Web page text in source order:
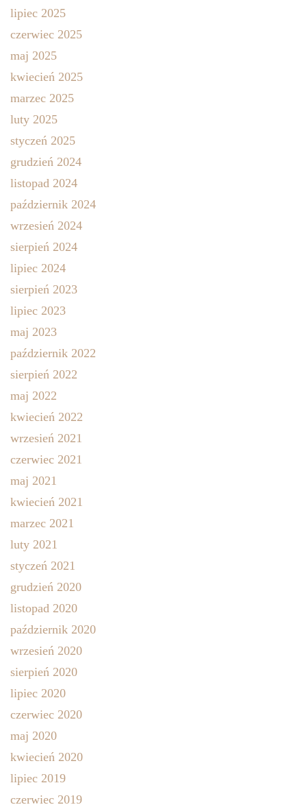
lipiec 2025
czerwiec 2025
maj 2025
kwiecień 2025
marzec 2025
luty 2025
styczeń 2025
grudzień 2024
listopad 2024
październik 2024
wrzesień 2024
sierpień 2024
lipiec 2024
sierpień 2023
lipiec 2023
maj 2023
październik 2022
sierpień 2022
maj 2022
kwiecień 2022
wrzesień 2021
czerwiec 2021
maj 2021
kwiecień 2021
marzec 2021
luty 2021
styczeń 2021
grudzień 2020
listopad 2020
październik 2020
wrzesień 2020
sierpień 2020
lipiec 2020
czerwiec 2020
maj 2020
kwiecień 2020
lipiec 2019
czerwiec 2019